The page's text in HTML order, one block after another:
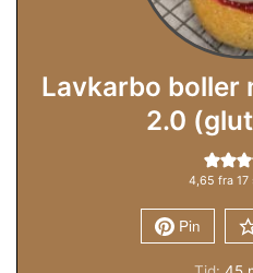
Lavkarbo boller
2.0
4,65 fra 17
Pin